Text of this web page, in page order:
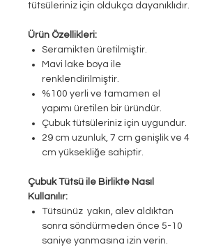
tütsüleriniz için oldukça dayanıklıdır.
Ürün Özellikleri:
Seramikten üretilmiştir.
Mavi lake boya ile
renklendirilmiştir.
%100 yerli ve tamamen el
yapımı üretilen bir üründür.
Çubuk tütsüleriniz için uygundur.
29 cm uzunluk, 7 cm genişlik ve 4
cm yüksekliğe sahiptir.
Çubuk Tütsü ile Birlikte Nasıl
Kullanılır:
Tütsünüz yakın, alev aldıktan
sonra söndürmeden önce 5-10
saniye yanmasına izin verin.